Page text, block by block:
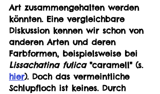
Art zusammengehalten werden
könnten. Eine vergleichbare
Diskussion kennen wir schon von
anderen Arten und deren
Farbformen, beispielsweise bei
Lissachatina fulica "caramell" (s.
hier). Doch das vermeintliche
Schlupfloch ist keines. Durch